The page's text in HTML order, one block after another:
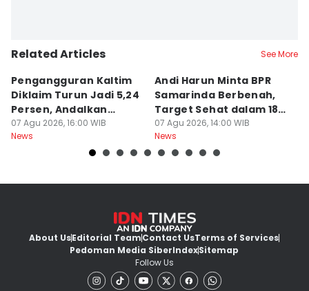
Related Articles See More
Pengangguran Kaltim
Diklaim Turun Jadi 5,24
Persen, Andalkan
Pertanian
07 Agu 2026, 16:00 WIB
News
Andi Harun Minta BPR
Samarinda Berbenah,
Target Sehat dalam 18
Bulan
07 Agu 2026, 14:00 WIB
News
About UsEditorial TeamContact UsTerms of Services
Pedoman Media SiberIndexSitemap
Follow Us